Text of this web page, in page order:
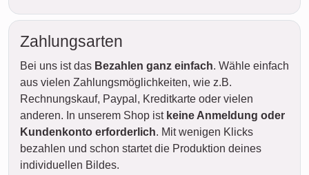
Zahlungsarten
Bei uns ist das Bezahlen ganz einfach. Wähle einfach
aus vielen Zahlungsmöglichkeiten, wie z.B.
Rechnungskauf, Paypal, Kreditkarte oder vielen
anderen. In unserem Shop ist keine Anmeldung oder
Kundenkonto erforderlich. Mit wenigen Klicks
bezahlen und schon startet die Produktion deines
individuellen Bildes.